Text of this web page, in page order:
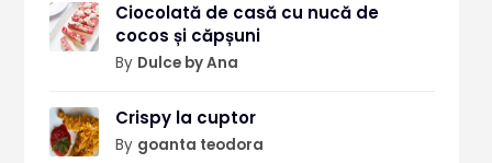
Ciocolată de casă cu nucă de
cocos și căpșuni
By Dulce by Ana
Crispy la cuptor
By goanta teodora